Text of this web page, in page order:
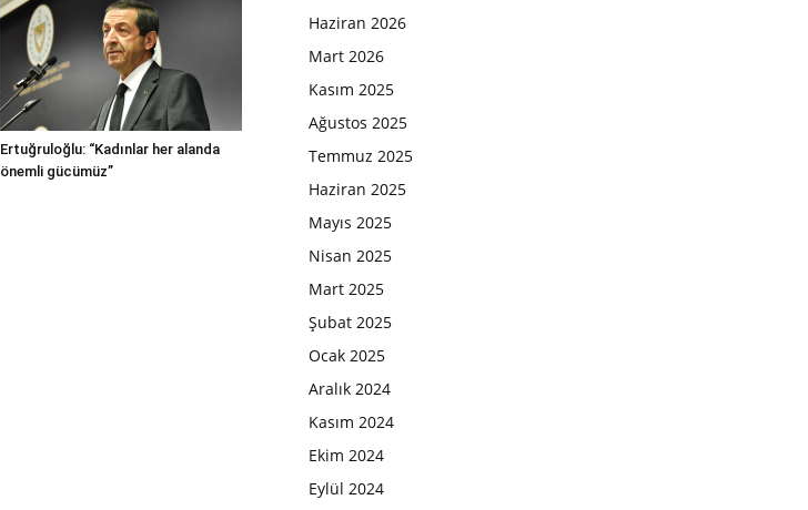
Ertuğruloğlu: “Kadınlar her alanda
önemli gücümüz”
Haziran 2026
Mart 2026
Kasım 2025
Ağustos 2025
Temmuz 2025
Haziran 2025
Mayıs 2025
Nisan 2025
Mart 2025
Şubat 2025
Ocak 2025
Aralık 2024
Kasım 2024
Ekim 2024
Eylül 2024